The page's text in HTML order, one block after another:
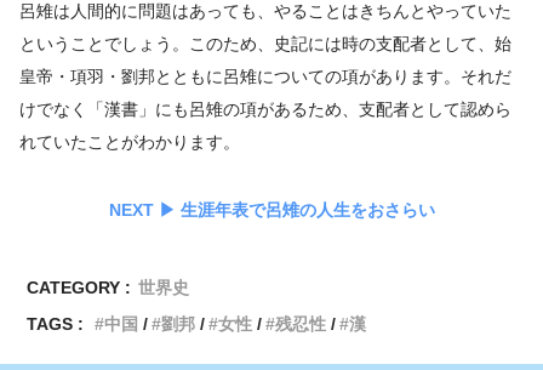
呂雉は人間的に問題はあっても、やることはきちんとやっていた
ということでしょう。このため、史記には時の支配者として、始
皇帝・項羽・劉邦とともに呂雉についての項があります。それだ
けでなく「漢書」にも呂雉の項があるため、支配者として認めら
れていたことがわかります。
NEXT ▶︎ 生涯年表で呂雉の人生をおさらい
CATEGORY : 世界史
TAGS :
中国 劉邦 女性 残忍性 漢